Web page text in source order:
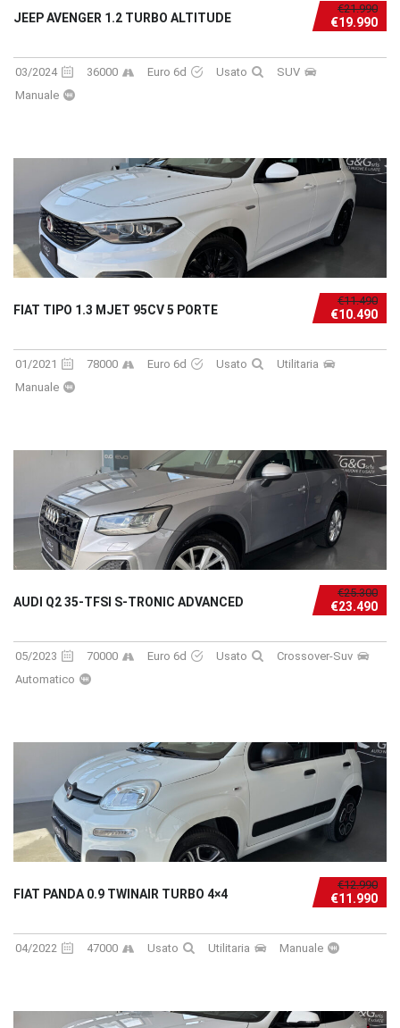
€21.990
€19.990
JEEP AVENGER 1.2 TURBO ALTITUDE
03/2024 36000 Euro 6d Usato
SUV
Manuale
€11.490
€10.490
FIAT TIPO 1.3 MJET 95CV 5 PORTE
01/2021 78000 Euro 6d Usato
Utilitaria
Manuale
€25.300
€23.490
AUDI Q2 35-TFSI S-TRONIC ADVANCED
05/2023 70000 Euro 6d Usato
Crossover-Suv
Automatico
€12.990
€11.990
FIAT PANDA 0.9 TWINAIR TURBO 4×4
04/2022 47000 Usato Utilitaria Manuale